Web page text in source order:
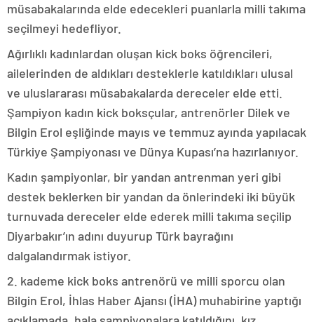
müsabakalarında elde edecekleri puanlarla milli takıma
seçilmeyi hedefliyor.
Ağırlıklı kadınlardan oluşan kick boks öğrencileri,
ailelerinden de aldıkları desteklerle katıldıkları ulusal
ve uluslararası müsabakalarda dereceler elde etti.
Şampiyon kadın kick boksçular, antrenörler Dilek ve
Bilgin Erol eşliğinde mayıs ve temmuz ayında yapılacak
Türkiye Şampiyonası ve Dünya Kupası’na hazırlanıyor.
Kadın şampiyonlar, bir yandan antrenman yeri gibi
destek beklerken bir yandan da önlerindeki iki büyük
turnuvada dereceler elde ederek milli takıma seçilip
Diyarbakır’ın adını duyurup Türk bayrağını
dalgalandırmak istiyor.
2. kademe kick boks antrenörü ve milli sporcu olan
Bilgin Erol, İhlas Haber Ajansı (İHA) muhabirine yaptığı